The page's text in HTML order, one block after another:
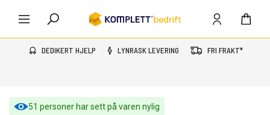
DEDIKERT HJELP LYNRASK LEVERING FRI FRAKT*
51 personer har sett på varen nylig